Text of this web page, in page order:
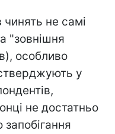
чинять не самі
"зовнішня
особливо
у
не достатньо